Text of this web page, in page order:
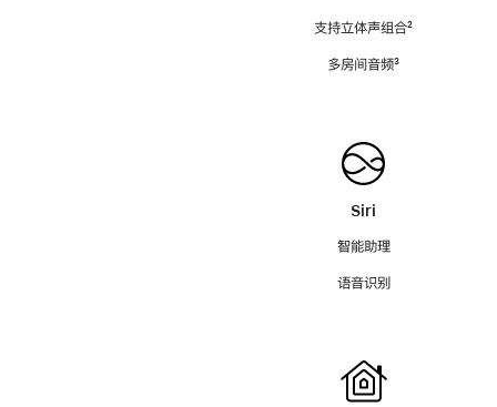
支持立体声组合脚
²
多房间音频脚
³
Siri
智能助理
语音识别